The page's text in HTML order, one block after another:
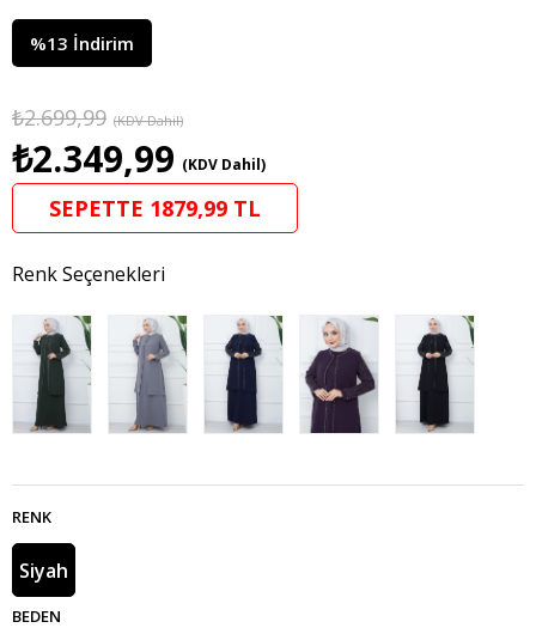
%13 İndirim
₺2.699,99 (KDV Dahil)
₺2.349,99 (KDV Dahil)
SEPETTE 1879,99 TL
Renk Seçenekleri
RENK
Siyah
BEDEN